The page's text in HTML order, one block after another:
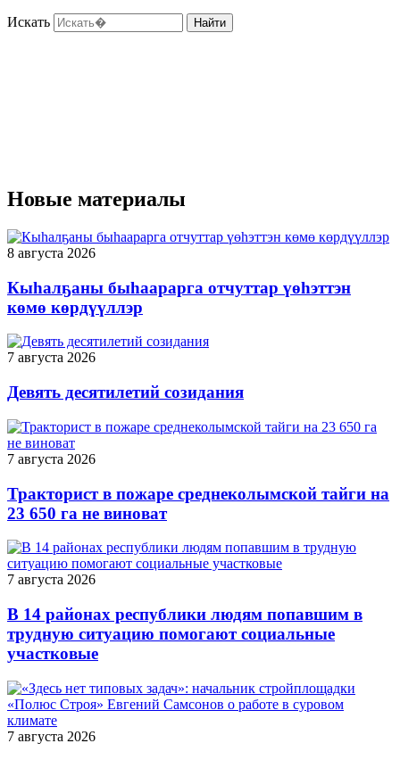
Искать Найти
Новые материалы
8 августа 2026
Кыһалҕаны быһаарарга отчуттар үөһэттэн
көмө көрдүүллэр
7 августа 2026
Девять десятилетий созидания
7 августа 2026
Тракторист в пожаре среднеколымской тайги на
23 650 га не виноват
7 августа 2026
В 14 районах республики людям попавшим в
трудную ситуацию помогают социальные
участковые
7 августа 2026